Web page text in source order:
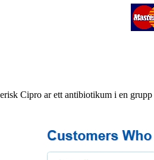
Cipro ar ett antibiotikum i en